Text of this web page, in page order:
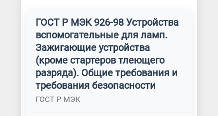
ГОСТ Р МЭК 926-98 Устройства
вспомогательные для ламп.
Зажигающие устройства
(кроме стартеров тлеющего
разряда). Общие требования и
требования безопасности
ГОСТ Р МЭК